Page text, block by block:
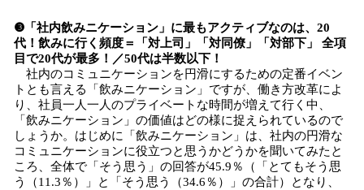
❸「社内飲みニケーション」に最もアクティブなのは、20
代！飲みに行く頻度＝「対上司」「対同僚」「対部下」 全項
目で20代が最多！／50代は半数以下！
社内のコミュニケーションを円滑にするための定番イベン
トとも言える「飲みニケーション」ですが、働き方改革によ
り、社員一人一人のプライベートな時間が増えて行く中、
「飲みニケーション」の価値はどの様に捉えられているので
しょうか。はじめに「飲みニケーション」は、社内の円滑な
コミュニケーションに役立つと思うかどうかを聞いてみたと
ころ、全体で「そう思う」の回答が45.9％（「とてもそう思
う（11.3％）」と「そう思う（34.6％）」の合計）となり、